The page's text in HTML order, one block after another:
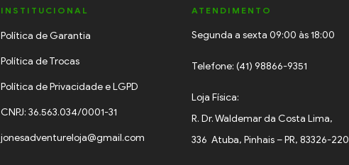
INSTITUCIONAL
Política de Garantia
Política de Trocas
Política de Privacidade e LGPD
CNPJ: 36.563.034/0001-31
jonesadventureloja@gmail.com
ATENDIMENTO
Segunda a sexta 09:00 às 18:00
Telefone: (41) 98866-9351
Loja Física:
R. Dr. Waldemar da Costa Lima,
336 Atuba, Pinhais – PR, 83326-220